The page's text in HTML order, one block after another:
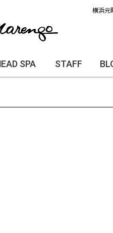
横浜元
SPA STAFF